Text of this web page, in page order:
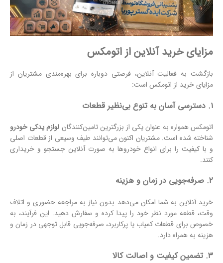
مزایای خرید آنلاین از اتومکس
بازگشت به فعالیت آنلاین، فرصتی دوباره برای بهره‌مندی مشتریان از
مزایای خرید از اتومکس است:
۱. دسترسی آسان به تنوع بی‌نظیر قطعات
اتومکس همواره به عنوان یکی از بزرگترین تامین‌کنندگان لوازم یدکی خودرو
شناخته شده است. مشتریان اکنون می‌توانند طیف وسیعی از قطعات اصلی
و با کیفیت را برای انواع خودروها به صورت آنلاین جستجو و خریداری
کنند.
۲. صرفه‌جویی در زمان و هزینه
خرید آنلاین به شما امکان می‌دهد بدون نیاز به مراجعه حضوری و اتلاف
وقت، قطعه مورد نظر خود را پیدا کرده و سفارش دهید. این فرآیند، به
خصوص برای قطعات کمیاب یا پرکاربرد، صرفه‌جویی قابل توجهی در زمان و
هزینه به همراه دارد.
۳. تضمین کیفیت و اصالت کالا